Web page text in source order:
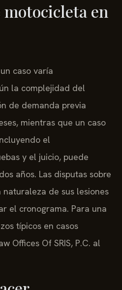
en
caso varía
la complejidad del
de demanda previa
mientras que un caso
el
y el juicio, puede
años. Las disputas sobre
de sus lesiones
el cronograma. Para una
típicos en casos
Offices Of SRIS, P.C. al